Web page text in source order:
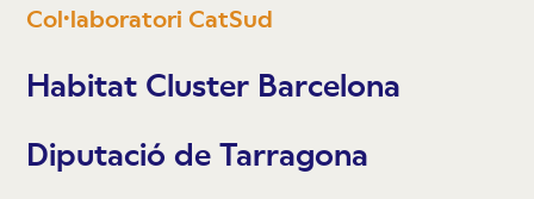
Col·laboratori CatSud
Habitat Cluster Barcelona
Diputació de Tarragona